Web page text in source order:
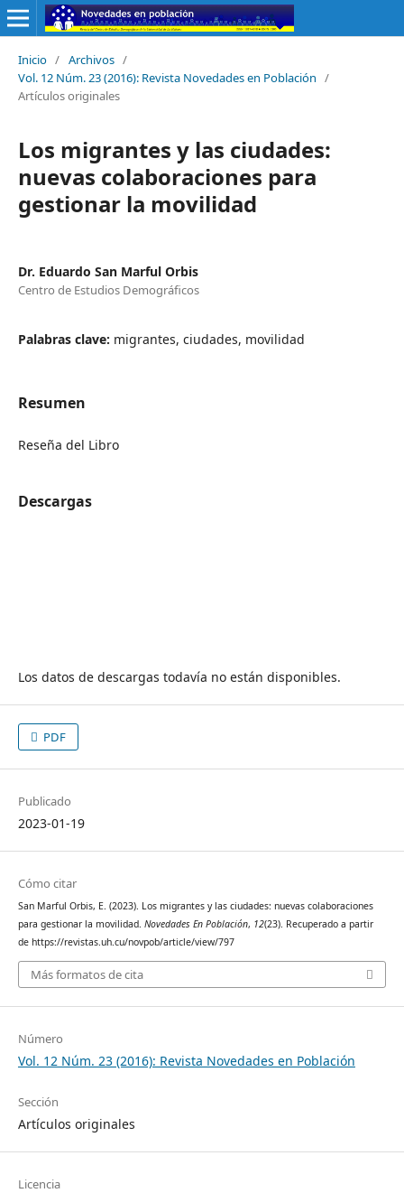
Inicio / Archivos /
Vol. 12 Núm. 23 (2016): Revista Novedades en Población /
Artículos originales
Los migrantes y las ciudades:
nuevas colaboraciones para
gestionar la movilidad
Dr. Eduardo San Marful Orbis
Centro de Estudios Demográficos
Palabras clave: migrantes, ciudades, movilidad
Resumen
Reseña del Libro
Descargas
Los datos de descargas todavía no están disponibles.
PDF
Publicado
2023-01-19
Cómo citar
San Marful Orbis, E. (2023). Los migrantes y las ciudades: nuevas colaboraciones
para gestionar la movilidad. Novedades En Población, 12(23). Recuperado a partir
de https://revistas.uh.cu/novpob/article/view/797
Más formatos de cita
Número
Vol. 12 Núm. 23 (2016): Revista Novedades en Población
Sección
Artículos originales
Licencia